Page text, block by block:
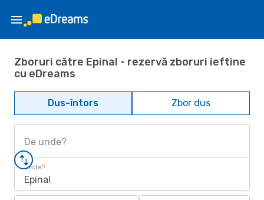
Zboruri către Epinal - rezervă zboruri ieftine
cu eDreams
Dus-întors Zbor dus
De unde?
Unde?
Epinal